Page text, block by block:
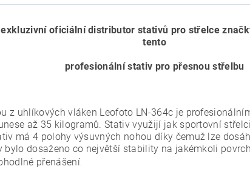
exkluzivní oficiální distributor stativů pro střelce
tento
profesionální stativ pro přesnou střelbu
z uhlíkových vláken Leofoto LN-364c je
až 35 kilogramů. Stativ využijí jak sportovní
má 4 polohy výsuvných nohou díky čemuž lze
bylo dosaženo co největší stability na jakémkoli
přenášení.